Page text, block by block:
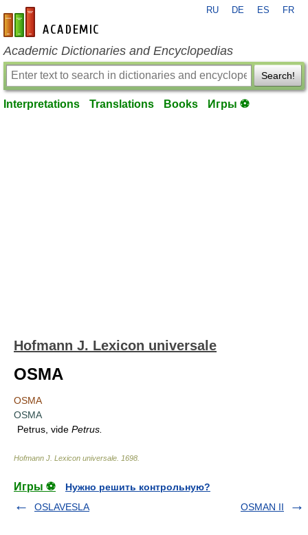
en-academic.com
RU DE ES FR
Academic Dictionaries and Encyclopedias
Search!
Interpretations Translations Books Игры ⚽
Hofmann J. Lexicon universale
OSMA
OSMA
OSMA
Petrus, vide Petrus.
Hofmann J. Lexicon universale 1698
Игры ⚽
Нужно решить контрольную?
OSLAVESLA
OSMAN II